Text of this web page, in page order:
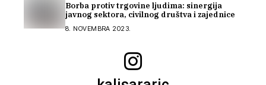
Borba protiv trgovine ljudima: sinergija
javnog sektora, civilnog društva i zajednice
8. NOVEMBRA 2023.